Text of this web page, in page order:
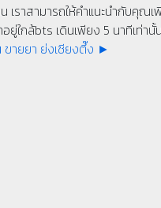
เราสามารถให้คำแนะนำกับคุณเ
อยู่ใกล้bts เดินเพียง 5 นาทีเท่านั้น
ขายยา ย่งเชียงตึ๊ง ►